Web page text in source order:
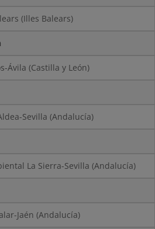
(Illes Balears)
Ávila (Castilla y León)
Sevilla (Andalucía)
La Sierra-Sevilla (Andalucía)
Jaén (Andalucía)